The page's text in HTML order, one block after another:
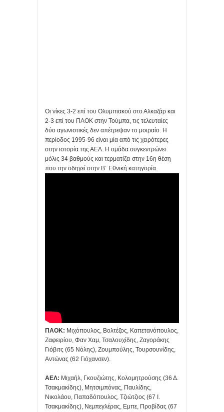
Οι νίκες 3-2 επί του Ολυμπιακού στο Αλκαζάρ και
2-3 επί του ΠΑΟΚ στην Τούμπα, τις τελευταίες
δύο αγωνιστικές δεν απέτρεψαν το μοιραίο. Η
περίοδος 1995-96 είναι μία από τις χειρότερες
στην ιστορία της ΑΕΛ. Η ομάδα συγκεντρώνει
μόλις 34 βαθμούς και τερματίζει στην 16η θέση
που την οδηγεί στην Β΄ Εθνική κατηγορία.
ΠΑΟΚ: Μιχόπουλος, Βολτέζος, Καπετανόπουλος,
Ζαφειρίου, Φαν Χαμ, Τσαλουχίδης, Ζαγοράκης
Γιόβιτς (65 Νόλης), Ζουμπούλης, Τουρσουνίδης,
Αντώνας (62 Γιόχανσεν).
ΑΕΛ: Μιχαήλ, Γκουζιώτης, Κολομητρούσης (36 Δ.
Τσακμακίδης), Μητσιμπόνας, Παυλίδης,
Νικολάου, Παπαδόπουλος, Τζιώτζιος (67 Ι.
Τσακμακίδης), Νεμπεγλέρας, Εμπε, Προβίδας (67